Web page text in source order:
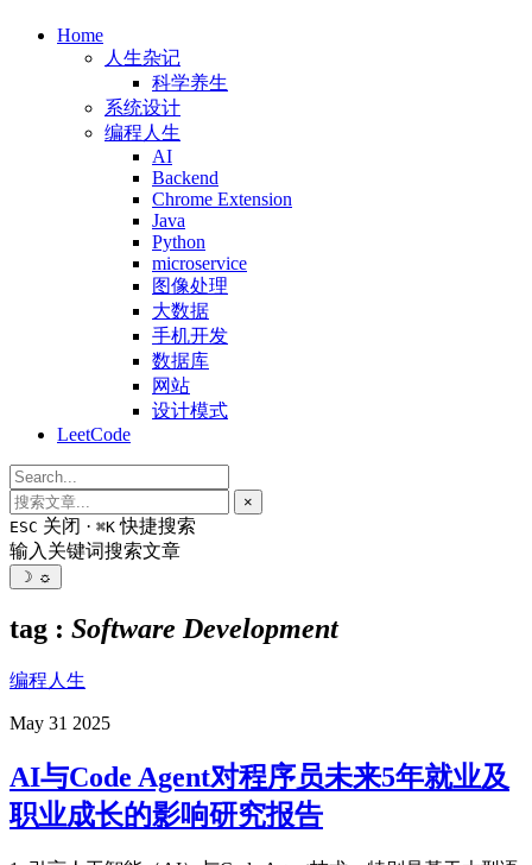
Home
人生杂记
科学养生
系统设计
编程人生
AI
Backend
Chrome Extension
Java
Python
microservice
图像处理
大数据
手机开发
数据库
网站
设计模式
LeetCode
×
ESC 关闭 · ⌘K 快捷搜索
输入关键词搜索文章
☽ ☼
tag : Software Development
编程人生
May 31 2025
AI与Code Agent对程序员未来5年就业及
职业成长的影响研究报告